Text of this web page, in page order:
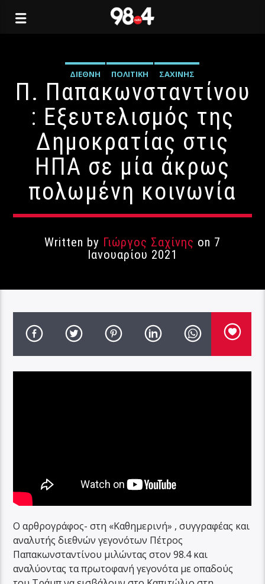
ΔΙΕΘΝΉ ΠΟΛΙΤΙΚΉ ΣΑΧΊΝΗΣ
Π. Παπακωνσταντίνου
: Εξευτελισμός της
Δημοκρατίας στις
ΗΠΑ σε μία άκρως
πολωμένη κοινωνία
Written by Γιώργος Σαχίνης on 7
Ιανουαρίου 2021
Ο αρθρογράφος- στη «Καθημερινή» , συγγραφέας και
αναλυτής διεθνών γεγονότων Πέτρος
Παπακωνσταντίνου μιλώντας στον 98.4 και
αναλύοντας τα πρωτοφανή γεγονότα με οπαδούς